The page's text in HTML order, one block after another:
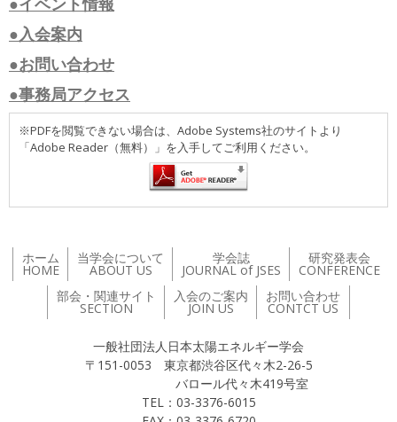
●入会案内
●お問い合わせ
●事務局アクセス
※PDFを閲覧できない場合は、Adobe Systems社のサイトより
「Adobe Reader（無料）」を入手してご利用ください。
ホーム
HOME
当学会について
ABOUT US
学会誌
JOURNAL of JSES
研究発表会
CONFERENCE
部会・関連サイト
SECTION
入会のご案内
JOIN US
お問い合わせ
CONTCT US
一般社団法人日本太陽エネルギー学会
〒151-0053 東京都渋谷区代々木2-26-5
バロール代々木419号室
TEL：03-3376-6015